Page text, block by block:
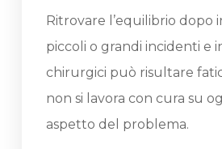
Ritrovare l’equilibrio dopo
piccoli o grandi incidenti e
chirurgici può risultare
non si lavora con cura su
aspetto del problema.